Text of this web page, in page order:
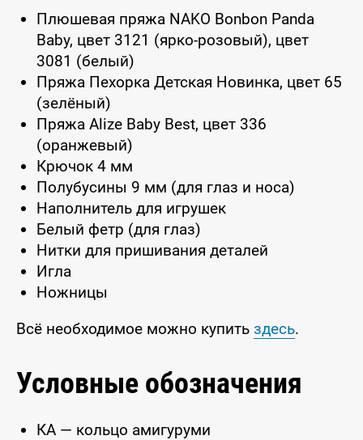
Плюшевая пряжа NAKO Bonbon Panda
Baby, цвет 3121 (ярко-розовый), цвет
3081 (белый)
Пряжа Пехорка Детская Новинка, цвет 65
(зелёный)
Пряжа Alize Baby Best, цвет 336
(оранжевый)
Крючок 4 мм
Полубусины 9 мм (для глаз и носа)
Наполнитель для игрушек
Белый фетр (для глаз)
Нитки для пришивания деталей
Игла
Ножницы
Всё необходимое можно купить здесь.
Условные обозначения
КА — кольцо амигуруми